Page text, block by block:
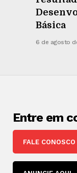
Básica
6 de agosto
Entre em
FALE CONOSCO